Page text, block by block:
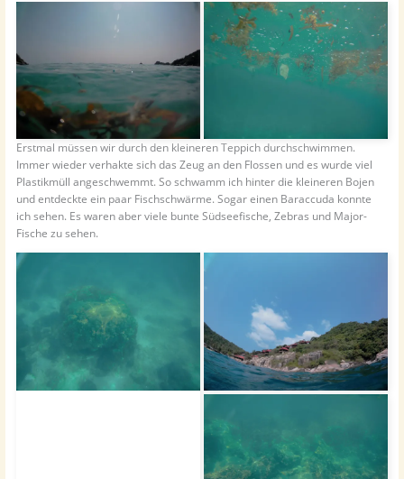
Erstmal müssen wir durch den kleineren Teppich durchschwimmen.
Immer wieder verhakte sich das Zeug an den Flossen und es wurde viel
Plastikmüll angeschwemmt. So schwamm ich hinter die kleineren Bojen
und entdeckte ein paar Fischschwärme. Sogar einen Baraccuda konnte
ich sehen. Es waren aber viele bunte Südseefische, Zebras und Major-
Fische zu sehen.